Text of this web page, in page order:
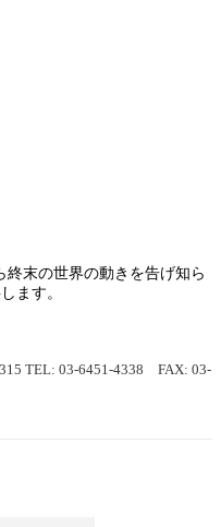
終末の世界の動きを告げ知ら
ます。
TEL: 03-6451-4338 FAX: 03-